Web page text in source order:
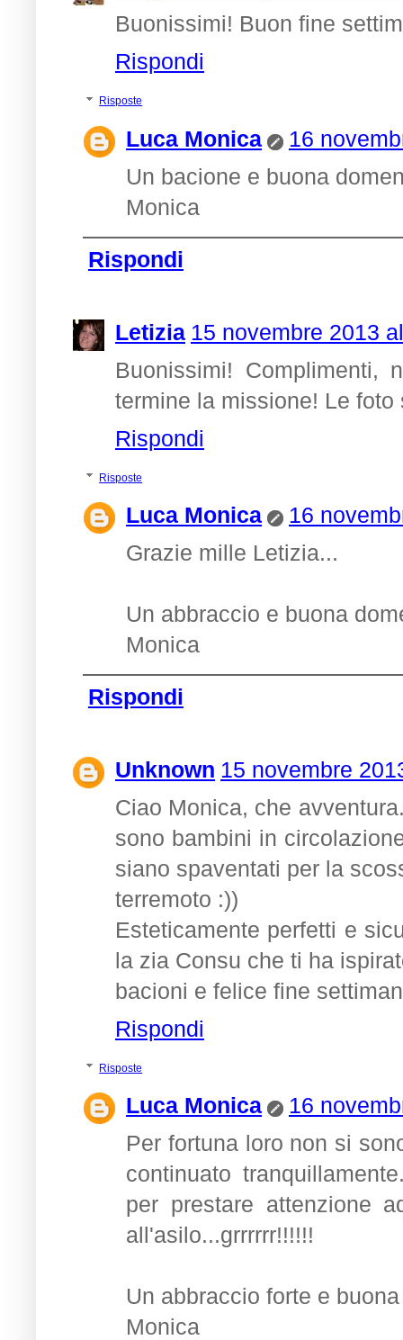
Buonissimi! Buon fine
Rispondi
Risposte
Luca Monica
16
Un bacione e buona
Monica
Rispondi
Letizia 15 novembre 2013
Buonissimi! Complimenti,
termine la missione! Le
Rispondi
Risposte
Luca Monica
16
Grazie mille Letizia...
Un abbraccio e buona
Monica
Rispondi
Unknown 15 novembre
Ciao Monica, che
sono bambini in
siano spaventati per la
terremoto :))
Esteticamente perfetti e
la zia Consu che ti ha
bacioni e felice fine
Rispondi
Risposte
Luca Monica
16
Per fortuna loro non si
continuato
per prestare attenzione
all'asilo...grrrrrr!!!!!!
Un abbraccio forte e
Monica